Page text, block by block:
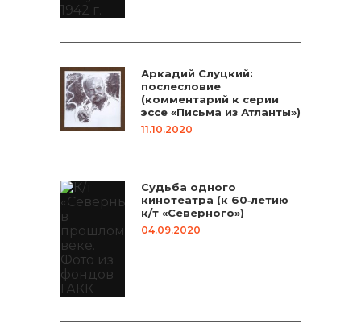
Аркадий Слуцкий:
послесловие
(комментарий к серии
эссе «Письма из Атланты»)
11.10.2020
Судьба одного
кинотеатра (к 60‑летию
к/т «Северного»)
04.09.2020